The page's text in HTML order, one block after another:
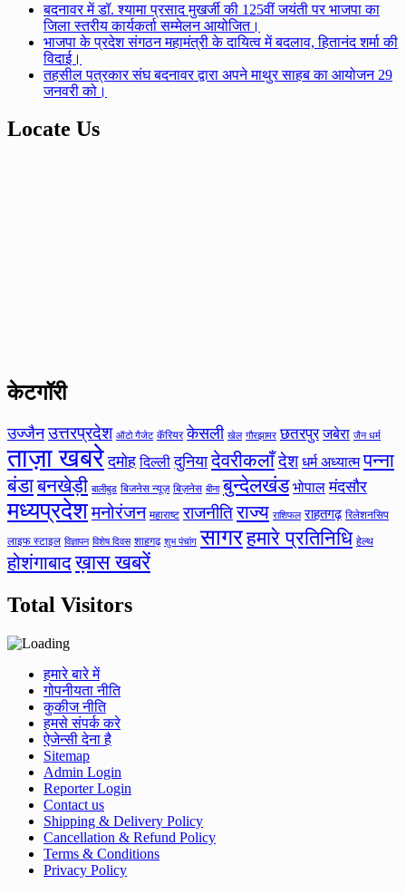
बदनावर में डॉ. श्यामा प्रसाद मुखर्जी की 125वीं जयंती पर भाजपा का
जिला स्तरीय कार्यकर्ता सम्मेलन आयोजित।
भाजपा के प्रदेश संगठन महामंत्री के दायित्व में बदलाव, हितानंद शर्मा की
विदाई।
तहसील पत्रकार संघ बदनावर द्वारा अपने माथुर साहब का आयोजन 29
जनवरी को।
Locate Us
केटगॉरी
उज्जैन उत्तरप्रदेश ऑटो गैजेट कॅरियर केसली खेल गौरझामर छतरपुर जबेरा जैन धर्म
ताज़ा खबरे दमोह दिल्ली दुनिया देवरीकलाँदेश धर्म अध्यात्म पन्ना
बंडाबनखेड़ी बालीबुड बिजनेस न्यूज़ बिज़नेस बीना बुन्देलखंड भोपाल मंदसौर
मध्यप्रदेशमनोरंजन महाराष्ट राजनीतिराज्य राशिफल राहतगढ़ रिलेशनसिप
लाइफ स्टाइल विज्ञापन विशेष दिवस शाहगढ़ शुभ पंचांग सागरहमारे प्रतिनिधि हेल्थ
होशंगाबादख़ास खबरें
Total Visitors
हमारे बारे में
गोपनीयता नीति
कुकीज नीति
हमसे संपर्क करे
ऐजेन्सी देना है
Sitemap
Admin Login
Reporter Login
Contact us
Shipping & Delivery Policy
Cancellation & Refund Policy
Terms & Conditions
Privacy Policy